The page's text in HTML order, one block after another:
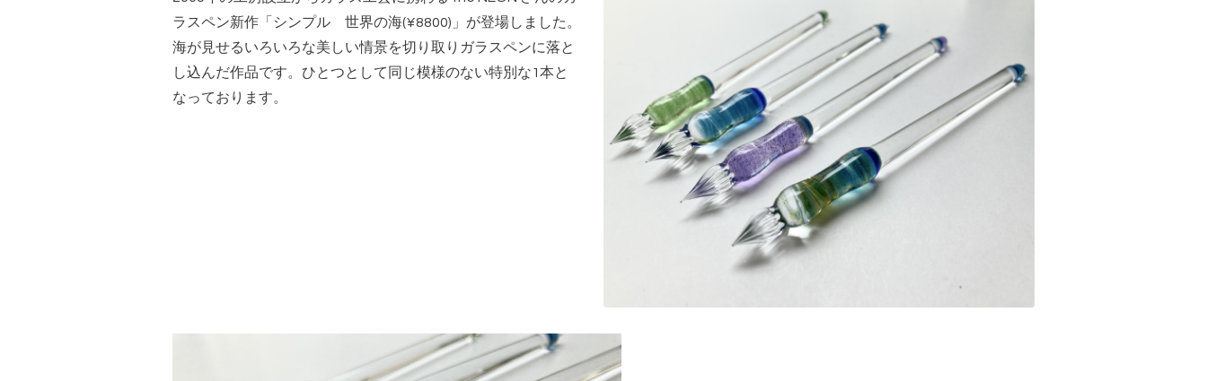
ラスペン新作「シンプル 世界の海(¥8800)」が登場しました。
海が見せるいろいろな美しい情景を切り取りガラスペンに落と
し込んだ作品です。ひとつとして同じ模様のない特別な1本と
なっております。